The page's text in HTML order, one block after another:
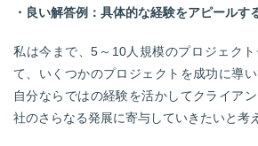
・良い解答例：具体的な経験をアピールす
私は今まで、5～10人規模のプロジェク
て、いくつかのプロジェクトを成功に導
自分ならではの経験を活かしてクライア
社のさらなる発展に寄与していきたいと考